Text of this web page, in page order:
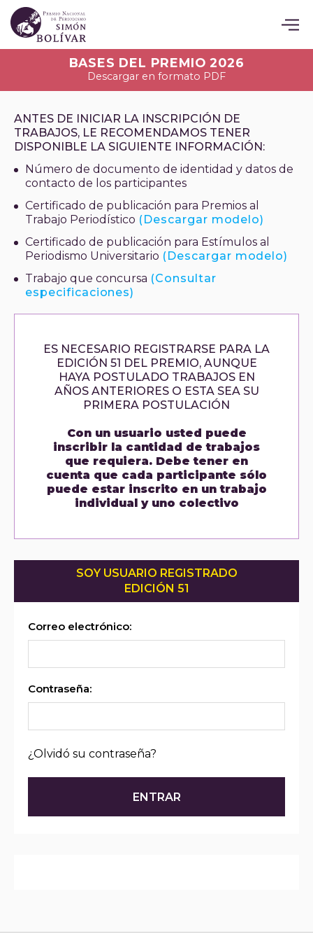
BASES DEL PREMIO 2026
Descargar en formato PDF
ANTES DE INICIAR LA INSCRIPCIÓN DE
TRABAJOS, LE RECOMENDAMOS TENER
DISPONIBLE LA SIGUIENTE INFORMACIÓN:
Número de documento de identidad y datos de
contacto de los participantes
Certificado de publicación para Premios al
Trabajo Periodístico (Descargar modelo)
Certificado de publicación para Estímulos al
Periodismo Universitario (Descargar modelo)
Trabajo que concursa (Consultar
especificaciones)
ES NECESARIO REGISTRARSE PARA LA
EDICIÓN 51 DEL PREMIO, AUNQUE
HAYA POSTULADO TRABAJOS EN
AÑOS ANTERIORES O ESTA SEA SU
PRIMERA POSTULACIÓN
Con un usuario usted puede
inscribir la cantidad de trabajos
que requiera. Debe tener en
cuenta que cada participante sólo
puede estar inscrito en un trabajo
individual y uno colectivo
SOY USUARIO REGISTRADO
EDICIÓN 51
Correo electrónico:
Contraseña:
¿Olvidó su contraseña?
ENTRAR